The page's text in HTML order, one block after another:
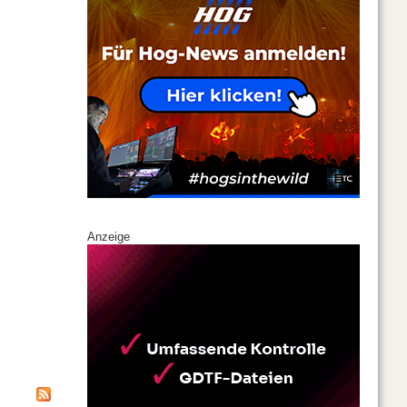
Anzeige